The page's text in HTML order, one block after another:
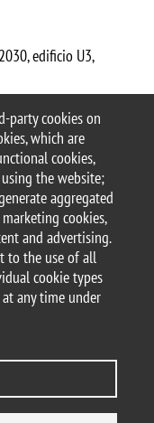
party cookies on
which are
cookies,
the website;
aggregated
cookies,
and advertising.
to the use of all
cookie types
any time under
edificio U3,
Bicocca
1 - 20126, Milan